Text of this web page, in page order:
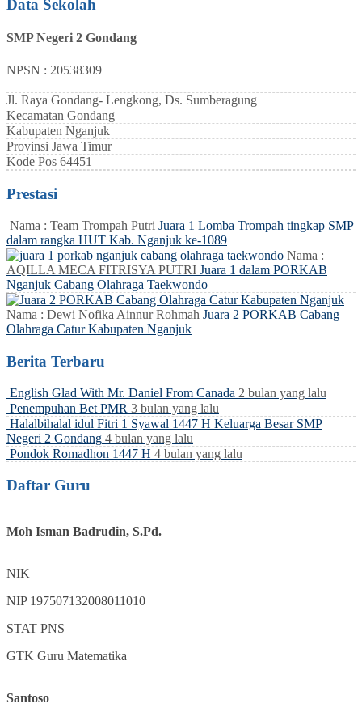
Data Sekolah
SMP Negeri 2 Gondang
NPSN : 20538309
Jl. Raya Gondang- Lengkong, Ds. Sumberagung
Kecamatan Gondang
Kabupaten Nganjuk
Provinsi Jawa Timur
Kode Pos 64451
Prestasi
Nama : Team Trompah Putri Juara 1 Lomba Trompah tingkap SMP
dalam rangka HUT Kab. Nganjuk ke-1089
Nama :
AQILLA MECA FITRISYA PUTRI Juara 1 dalam PORKAB
Nganjuk Cabang Olahraga Taekwondo
Nama : Dewi Nofika Ainnur Rohmah Juara 2 PORKAB Cabang
Olahraga Catur Kabupaten Nganjuk
Berita Terbaru
English Glad With Mr. Daniel From Canada 2 bulan yang lalu
Penempuhan Bet PMR 3 bulan yang lalu
Halalbihalal idul Fitri 1 Syawal 1447 H Keluarga Besar SMP
Negeri 2 Gondang 4 bulan yang lalu
Pondok Romadhon 1447 H 4 bulan yang lalu
Daftar Guru
Moh Isman Badrudin, S.Pd.
NIK
NIP 197507132008011010
STAT PNS
GTK Guru Matematika
Santoso